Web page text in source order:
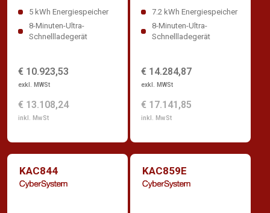
5 kWh Energiespeicher
8-Minuten-Ultra-
Schnellladegerät
€ 10.923,53
exkl. MWSt
€ 13.108,24
inkl. MwSt
7.2 kWh Energiespeicher
8-Minuten-Ultra-
Schnellladegerät
€ 14.284,87
exkl. MWSt
€ 17.141,85
inkl. MwSt
KAC844 KAC859E